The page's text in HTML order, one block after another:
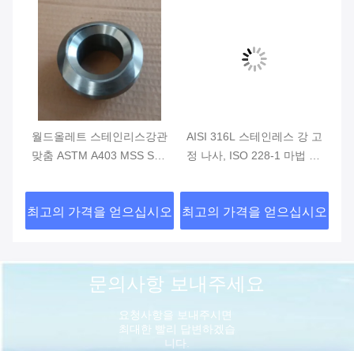
월드올레트 스테인리스강관
맞춤 ASTM A403 MSS SP-
최고의 가격을 얻으십시오
AISI 316L 스테인레스 강 고
정 나사, ISO 228-1 마법 가
1000
최고의 가격을 얻으십시오
문의사항 보내주세요
요청사항을 보내주시면
최대한 빨리 답변하겠습
니다.